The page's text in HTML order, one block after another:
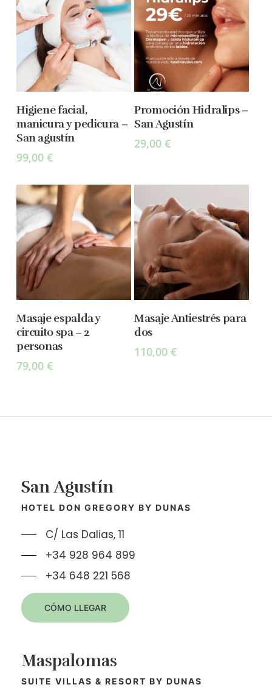
Add To Cart
Higiene facial,
manicura y pedicura –
San agustín
99,00 €
Add To Cart
Promoción Hidralips –
San Agustín
29,00€
Add To Cart
Masaje espalda y
circuito spa – 2
personas
79,00 €
Add To Cart
Masaje Antiestrés para
dos
110,00€
San Agustín
HOTEL DON GREGORY BY DUNAS
C/ Las Dalias, 11
+34 928 964 899
+34 648 221 568
CÓMO LLEGAR
Maspalomas
SUITE VILLAS & RESORT BY DUNAS